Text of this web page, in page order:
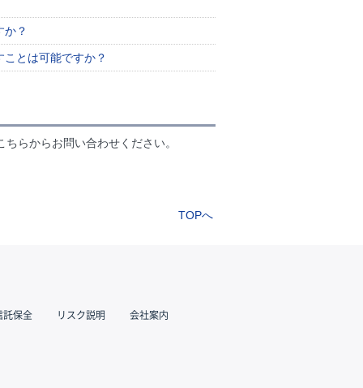
か？
とは可能ですか？
らからお問い合わせください。
TOPへ
託保全 リスク説明 会社案内